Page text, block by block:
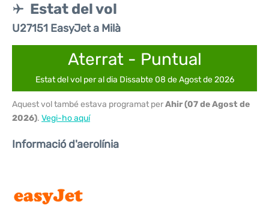
Estat del vol
U27151 EasyJet a Milà
Aterrat - Puntual
Estat del vol per al dia Dissabte 08 de Agost de 2026
Aquest vol també estava programat perAhir (07 de Agost de
2026). Vegi-ho aquí
Informació d'aerolínia